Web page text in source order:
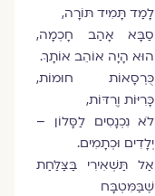
לָמַד תָּמִיד תּוֹרָה,
סַבָּא אָהַב חָכְמָה,
הוּא הָיָה אוֹהֵב אוֹתָךְ.
כֻּרְסָאוֹת חוּמוֹת,
כָּרִיּוֹת וְרֻדּוֹת,
לֹא נִכְנָסִים לַסָּלוֹן –
יְלָדִים וּכְתָמִים.
אַל תַּשְׁאִירִי בַּצַּלַּחַת
שֶׁבַּמִּטְבָּח